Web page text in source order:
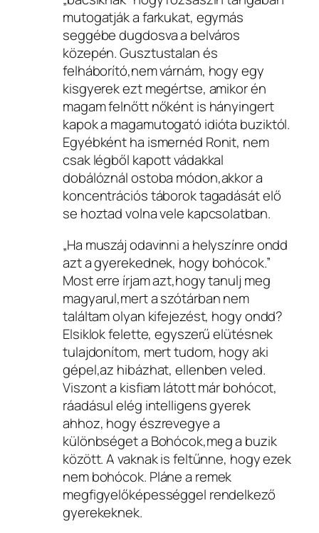
mutogatják a farkukat, egymás
seggébe dugdosva a belváros
közepén. Gusztustalan és
felháborító,nem várnám, hogy egy
kisgyerek ezt megértse, amikor én
magam felnőtt nőként is hányingert
kapok a magamutogató idióta buziktól.
Egyébként ha ismernéd Ronit, nem
csak légből kapott vádakkal
dobálóznál ostoba módon,akkor a
koncentrációs táborok tagadását elő
se hoztad volna vele kapcsolatban.
„Ha muszáj odavinni a helyszínre ondd
azt a gyerekednek, hogy bohócok.”
Most erre írjam azt,hogy tanulj meg
magyarul,mert a szótárban nem
találtam olyan kifejezést, hogy ondd?
Elsiklok felette, egyszerű elütésnek
tulajdonítom, mert tudom, hogy aki
gépel,az hibázhat, ellenben veled.
Viszont a kisfiam látott már bohócot,
ráadásul elég intelligens gyerek
ahhoz, hogy észrevegye a
különbséget a Bohócok,meg a buzik
között. A vaknak is feltűnne, hogy ezek
nem bohócok. Pláne a remek
megfigyelőképességgel rendelkező
gyerekeknek.